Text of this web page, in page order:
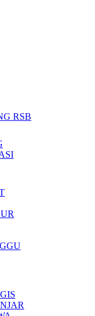
RSB